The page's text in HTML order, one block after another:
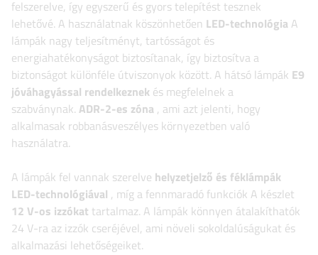
felszerelve, így egyszerű és gyors telepítést tesznek
lehetővé. A használatnak köszönhetően LED-technológia A
lámpák nagy teljesítményt, tartósságot és
energiahatékonyságot biztosítanak, így biztosítva a
biztonságot különféle útviszonyok között. A hátsó lámpák E9
jóváhagyással rendelkeznek és megfelelnek a
szabványnak. ADR-2-es zóna , ami azt jelenti, hogy
alkalmasak robbanásveszélyes környezetben való
használatra.
A lámpák fel vannak szerelve helyzetjelző és féklámpák
LED-technológiával , míg a fennmaradó funkciók A készlet
12 V-os izzókat tartalmaz. A lámpák könnyen átalakíthatók
24 V-ra az izzók cseréjével, ami növeli sokoldalúságukat és
alkalmazási lehetőségeiket.